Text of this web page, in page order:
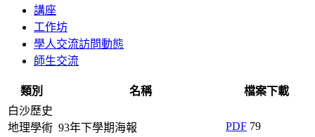
講座
工作坊
學人交流訪問動態
師生交流
類別 名稱
檔案下載
白沙歷史
地理學術 93年下學期海報 PDF 79